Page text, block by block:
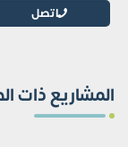
اتصل
المشاريع ذات